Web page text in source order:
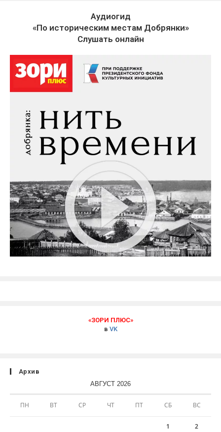
Аудиогид
«По историческим местам Добрянки»
Слушать онлайн
«ЗОРИ ПЛЮС»
в VK
Архив
АВГУСТ 2026
ПН ВТ СР ЧТ ПТ СБ ВС
1 2